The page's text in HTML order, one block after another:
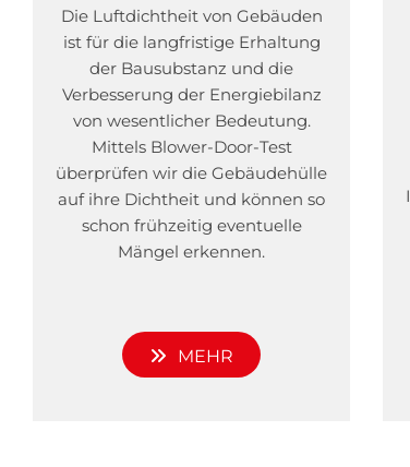
Die Luftdichtheit von Gebäuden
ist für die langfristige Erhaltung
der Bausubstanz und die
Verbesserung der Energiebilanz
von wesentlicher Bedeutung.
Mittels Blower-Door-Test
überprüfen wir die Gebäudehülle
auf ihre Dichtheit und können so
schon frühzeitig eventuelle
Mängel erkennen.
MEHR